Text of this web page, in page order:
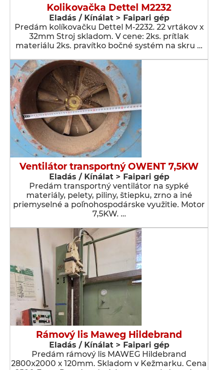
Kolikovačka Dettel M2232
Eladás / Kínálat > Faipari gép
Predám kolíkovačku Dettel M-2232. 22 vrtákov x
32mm Stroj skladom. V cene: 2ks. prítlak
materiálu 2ks. pravítko bočné systém na skru …
Ventilátor transportný OWENT 7,5KW
Eladás / Kínálat > Faipari gép
Predám transportný ventilátor na sypké
materiály, pelety, piliny, štiepku, zrno a iné
priemyselné a poľnohospodárske využitie. Motor
7,5KW. …
Rámový lis Maweg Hildebrand
Eladás / Kínálat > Faipari gép
Predám rámový lis MAWEG Hildebrand
2800x2000 x 120mm. Skladom v Kežmarku. Cena